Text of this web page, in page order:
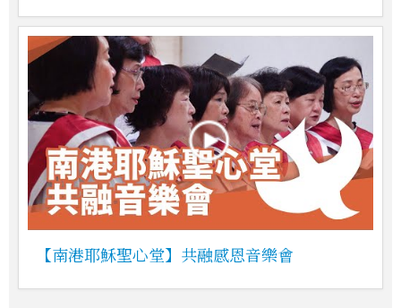
【南港耶穌聖心堂】共融感恩音樂會